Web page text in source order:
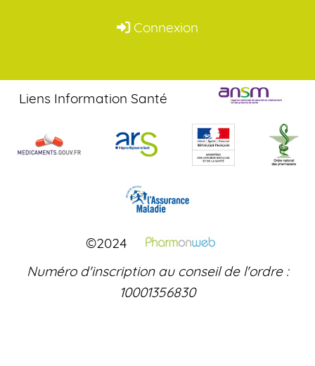
Connexion
Liens Information Santé
©2024
Numéro d'inscription au conseil de l'ordre :
10001356830